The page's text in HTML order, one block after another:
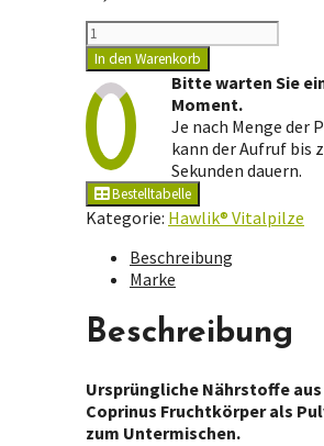
Hawlik®
Coprinus
Pulver
100g
Menge
In den Warenkorb
Bitte warten Sie
Moment.
Je nach Menge der
kann der Aufruf bis
Sekunden dauern.
Bestelltabelle
Kategorie: Hawlik® Vitalpilze
Beschreibung
Marke
Beschreibung
Ursprüngliche Nährstoffe aus
Coprinus Fruchtkörper als
zum Untermischen.